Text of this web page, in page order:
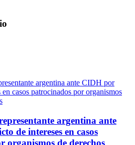
argentina ante
de intereses en casos
organismos de derechos